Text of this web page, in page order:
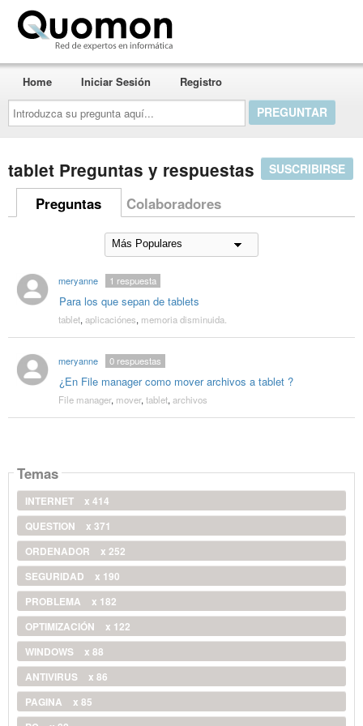
Introduzca
su
pregunta
aquí...
Home Iniciar Sesión Registro
tablet Preguntas y respuestas SUSCRIBIRSE
Preguntas Colaboradores
meryanne
Para los que sepan de tablets
1 respuesta
tablet, aplicaciónes, memoria disminuida.
meryanne
¿En File manager como mover archivos a tablet ?
0respuestas
File manager, mover, tablet, archivos
Temas
INTERNET
x 414
QUESTION
x 371
ORDENADOR
x 252
SEGURIDAD
x 190
PROBLEMA
x 182
OPTIMIZACIÓN
x 122
WINDOWS
x 88
ANTIVIRUS
x 86
PAGINA
x 85